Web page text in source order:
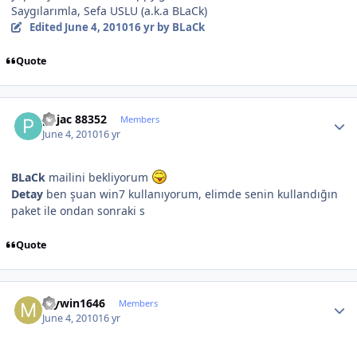
Saygılarımla, Sefa USLU (a.k.a BLaCk)
Edited June 4, 201016 yrby BLaCk
Quote
pojac 88352 Members
June 4, 201016 yr
BLaCk mailini bekliyorum
Detay ben şuan win7 kullanıyorum, elimde senin kullandığın
paket ile ondan sonraki s
Quote
mywin1646 Members
June 4, 201016 yr